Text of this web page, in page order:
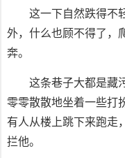
这一下自然跌得不
外，什么也顾不得了，
奔。
这条巷子大都是藏
零零散散地坐着一些打
有人从楼上跳下来跑走
拦他。